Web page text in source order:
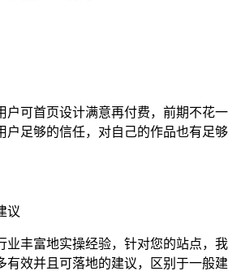
户可首页设计满意再付费，前期不花一
户足够的信任，对自己的作品也有足够
议
业丰富地实操经验，针对您的站点，我
有效并且可落地的建议，区别于一般建